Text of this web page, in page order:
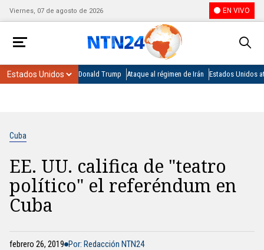
Viernes, 07 de agosto de 2026 EN VIVO
Donald Trump Ataque al régimen de Irán Estados Unidos
Cuba
EE. UU. califica de "teatro
político" el referéndum en
Cuba
febrero 26, 2019 Por: Redacción NTN24